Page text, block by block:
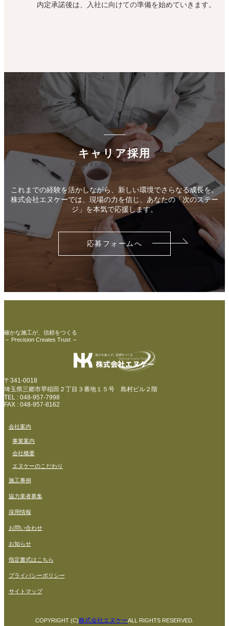
内定承諾後は、入社に向けての準備を始めていきます。
キャリア採用
Career Opportunities
これまでの経験を活かしながら、新しい環境でさらなる成長を。
株式会社エヌケーでは、現場の力を信じ、あなたの「次のステー
ジ」を本気で応援します。
応募フォームへ
確かな施工が、信頼をつくる
～ Precision Creates Trust ～
〒341-0018
埼玉県三郷市早稲田２丁目３番地１５号 島村ビル２階
TEL : 048-957-7998
FAX : 048-957-8162
会社案内
事業案内
会社概要
エヌケーのこだわり
施工事例
協力業者募集
採用情報
お問い合わせ
お知らせ
指定書式はこちら
プライバシーポリシー
サイトマップ
COPYRIGHT (C)株式会社エヌケーALL RIGHTS RESERVED.